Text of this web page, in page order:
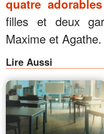
quatre
filles et deux
Maxime et Agathe.
Lire Aussi